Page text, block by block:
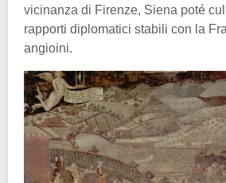
vicinanza di Firenze, Siena poté
rapporti diplomatici stabili con la
angioini.